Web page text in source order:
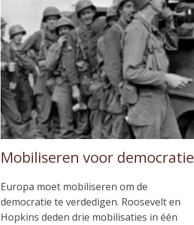
Mobiliseren voor democratie
Europa moet mobiliseren om de
democratie te verdedigen. Roosevelt en
Hopkins deden drie mobilisaties in één